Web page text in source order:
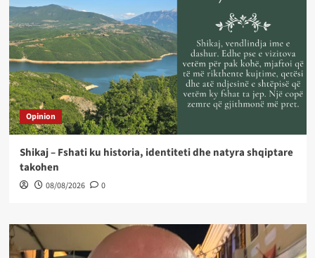
Opinion
Shikaj – Fshati ku historia, identiteti dhe natyra shqiptare
takohen
08/08/2026 0